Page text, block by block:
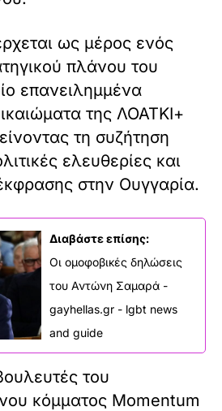
ως μέρος ενός
πλάνου του
επανειλημμένα
της ΛΟΑΤΚΙ+
τη συζήτηση
ελευθερίες και
στην Ουγγαρία.
Διαβάστε επίσης:
Οι ομοφοβικές δηλώσεις
του Αντώνη Σαμαρά -
gayhellas.gr - lgbt news
and guide
του
κόμματος Momentum